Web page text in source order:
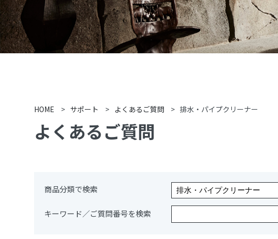
HOME > サポート > よくあるご質問 > 排水・パイプクリーナー
よくあるご質問
商品分類で検索
キーワード／ご質問番号を検索